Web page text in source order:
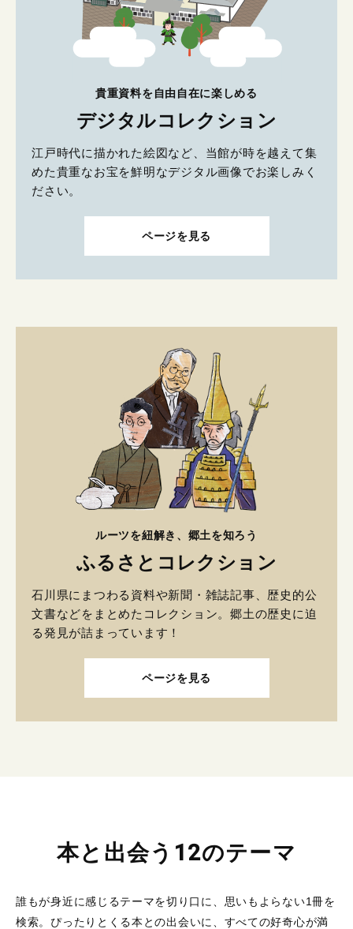
貴重資料を自由自在に楽しめる
デジタルコレクション
江戸時代に描かれた絵図など、当館が時を越えて集
めた貴重なお宝を鮮明なデジタル画像でお楽しみく
ださい。
ページを見る
ルーツを紐解き、郷土を知ろう
ふるさとコレクション
石川県にまつわる資料や新聞・雑誌記事、歴史的公
文書などをまとめたコレクション。郷土の歴史に迫
る発見が詰まっています！
ページを見る
本と出会う12のテーマ
誰もが身近に感じるテーマを切り口に、思いもよらない1冊を
検索。 ぴったりとくる本との出会いに、すべての好奇心が満